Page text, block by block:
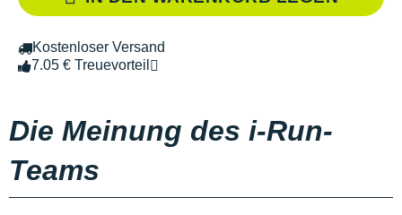
Kostenloser Versand
7.05 € Treuevorteil
Die Meinung des i-Run-
Teams